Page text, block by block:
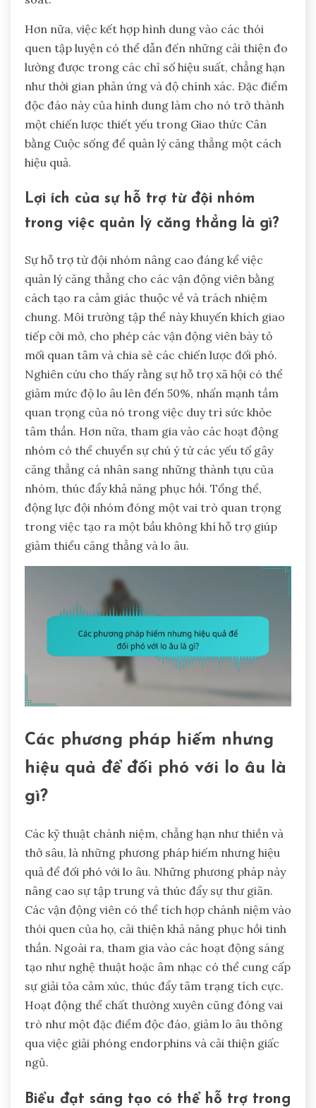
Hơn nữa, việc kết hợp hình dung vào các thói
quen tập luyện có thể dẫn đến những cải thiện đo
lường được trong các chỉ số hiệu suất, chẳng hạn
như thời gian phản ứng và độ chính xác. Đặc điểm
độc đáo này của hình dung làm cho nó trở thành
một chiến lược thiết yếu trong Giao thức Cân
bằng Cuộc sống để quản lý căng thẳng một cách
hiệu quả.
Lợi ích của sự hỗ trợ từ đội nhóm
trong việc quản lý căng thẳng là gì?
Sự hỗ trợ từ đội nhóm nâng cao đáng kể việc
quản lý căng thẳng cho các vận động viên bằng
cách tạo ra cảm giác thuộc về và trách nhiệm
chung. Môi trường tập thể này khuyến khích giao
tiếp cởi mở, cho phép các vận động viên bày tỏ
mối quan tâm và chia sẻ các chiến lược đối phó.
Nghiên cứu cho thấy rằng sự hỗ trợ xã hội có thể
giảm mức độ lo âu lên đến 50%, nhấn mạnh tầm
quan trọng của nó trong việc duy trì sức khỏe
tâm thần. Hơn nữa, tham gia vào các hoạt động
nhóm có thể chuyển sự chú ý từ các yếu tố gây
căng thẳng cá nhân sang những thành tựu của
nhóm, thúc đẩy khả năng phục hồi. Tổng thể,
động lực đội nhóm đóng một vai trò quan trọng
trong việc tạo ra một bầu không khí hỗ trợ giúp
giảm thiểu căng thẳng và lo âu.
Các phương pháp hiếm nhưng
hiệu quả để đối phó với lo âu là
gì?
Các kỹ thuật chánh niệm, chẳng hạn như thiền và
thở sâu, là những phương pháp hiếm nhưng hiệu
quả để đối phó với lo âu. Những phương pháp này
nâng cao sự tập trung và thúc đẩy sự thư giãn.
Các vận động viên có thể tích hợp chánh niệm vào
thói quen của họ, cải thiện khả năng phục hồi tinh
thần. Ngoài ra, tham gia vào các hoạt động sáng
tạo như nghệ thuật hoặc âm nhạc có thể cung cấp
sự giải tỏa cảm xúc, thúc đẩy tâm trạng tích cực.
Hoạt động thể chất thường xuyên cũng đóng vai
trò như một đặc điểm độc đáo, giảm lo âu thông
qua việc giải phóng endorphins và cải thiện giấc
ngủ.
Biểu đạt sáng tạo có thể hỗ trợ trong